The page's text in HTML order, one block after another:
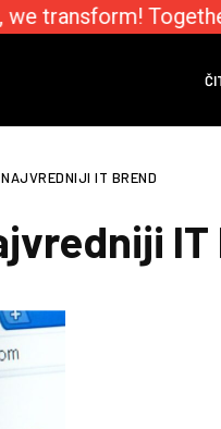
transform!
NAJVREDNIJI IT BREND
IT